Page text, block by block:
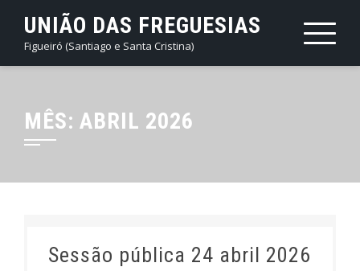
content
UNIÃO DAS FREGUESIAS
Figueiró (Santiago e Santa Cristina)
MÊS: ABRIL 2026
Sessão pública 24 abril 2026